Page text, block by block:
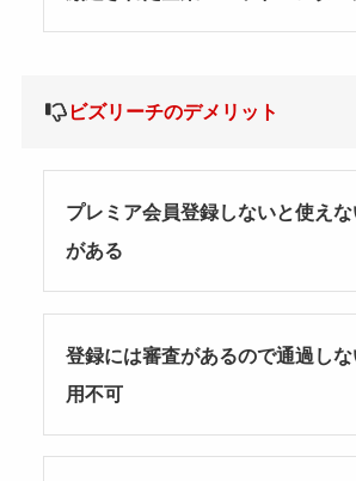
ビズリーチのデメリット
プレミア会員登録しないと使え
がある
登録には審査があるので通過しな
用不可